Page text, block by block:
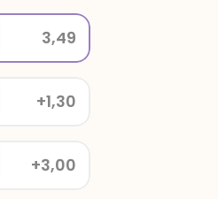
+3,00
+1,30
3,49